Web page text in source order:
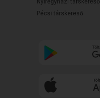
Nyíregyházi társkereső
Pécsi társkereső